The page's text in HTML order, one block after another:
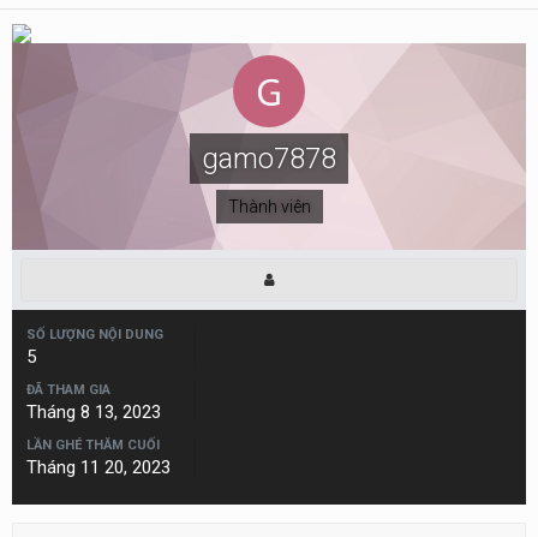
gamo7878
Thành viên
SỐ LƯỢNG NỘI DUNG
5
ĐÃ THAM GIA
Tháng 8 13, 2023
LẦN GHÉ THĂM CUỐI
Tháng 11 20, 2023